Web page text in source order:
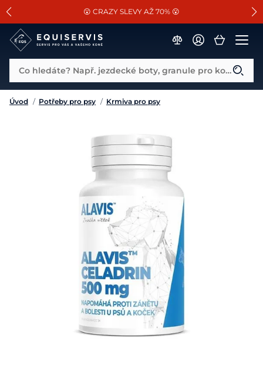
SLEVA 13% na vše od Cassini!
😮 CRAZY SLEVY AŽ 70% 😮
📐Pasování a doplňky k vybraným sedlům ZDARMA 🐴
Co hledáte? Např. jezdecké boty, granule pro koně...
Úvod / Potřeby pro psy / Krmiva pro psy